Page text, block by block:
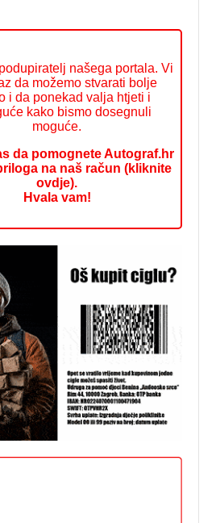
našega portala. Vi
da možemo stvarati bolje
i da ponekad valja htjeti i
kako bismo dosegnuli
moguće.
da pomognete Autograf.hr
na naš račun (kliknite
ovdje).
Hvala vam!